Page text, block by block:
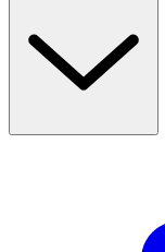
effekt uppnås vid
Produkten är
tillsatser.
Näringsämnenas
(effekt vid 250
bidrar